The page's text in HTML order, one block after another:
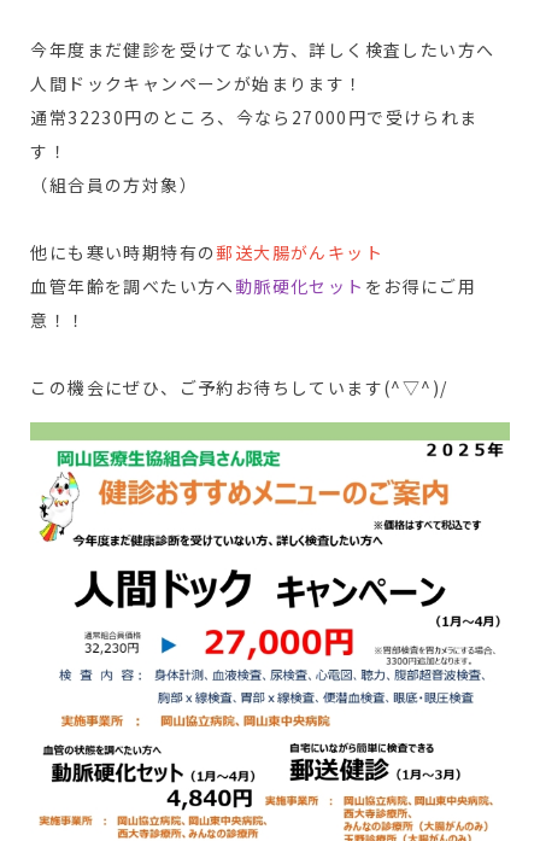
今年度まだ健診を受けてない方、詳しく検査したい方へ
人間ドックキャンペーンが始まります！
通常32230円のところ、今なら27000円で受けられま
す！
（組合員の方対象）
他にも寒い時期特有の郵送大腸がんキット
血管年齢を調べたい方へ 動脈硬化セット をお得にご用
意！！
この機会にぜひ、ご予約お待ちしています(^▽^)/